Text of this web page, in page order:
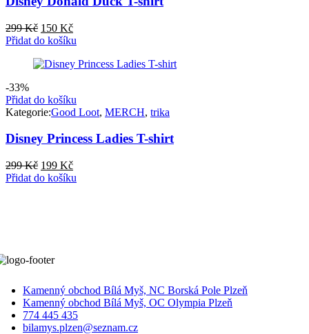
299Kč Původní
cena
299 Kč.
150 KčAktuální
cena
150 Kč.
Přidat do košíku
-33%
Přidat do košíku
Kategorie:Good Loot, MERCH, trika
Disney Princess Ladies T-shirt
299Kč Původní
cena
199 KčAktuální
cena
Přidat do košíku
Kamenný obchod Bílá Myš, NC Borská Pole Plzeň
Kamenný obchod Bílá Myš, OC Olympia Plzeň
774 445 435
bilamys.plzen@seznam.cz